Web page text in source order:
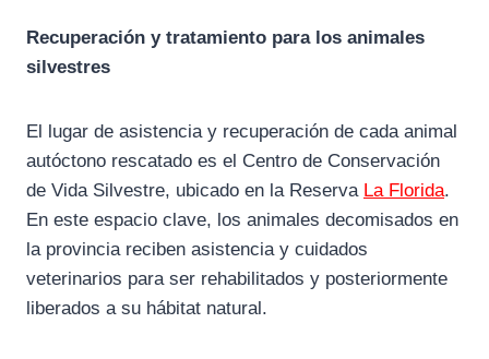
Recuperación y tratamiento para los animales
silvestres
El lugar de asistencia y recuperación de cada animal
autóctono rescatado es el Centro de Conservación
de Vida Silvestre, ubicado en la Reserva La Florida.
En este espacio clave, los animales decomisados en
la provincia reciben asistencia y cuidados
veterinarios para ser rehabilitados y posteriormente
liberados a su hábitat natural.